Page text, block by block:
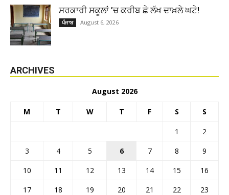
ਸਰਕਾਰੀ ਸਕੂਲਾਂ ’ਚ ਕਰੀਬ ਛੇ ਲੱਖ ਦਾਖ਼ਲੇ ਘਟੇ!
ਪੰਜਾਬ August 6, 2026
ARCHIVES
August 2026
M T W T F S S
1
2
3
4 5 6 7 8
9
10
11 12 13 14 15
16
17
18 19 20 21 22
23